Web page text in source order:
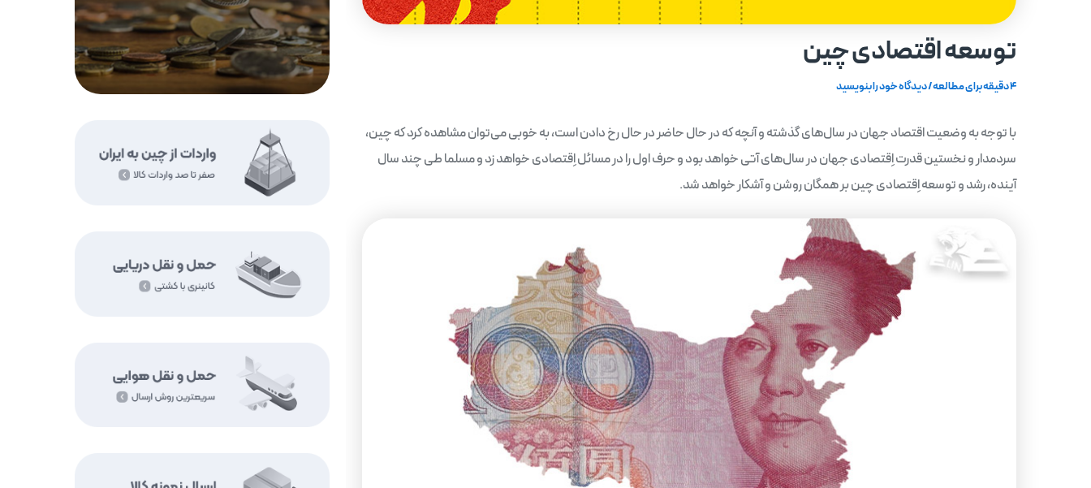
توسعه اقتصادی چین
4 دقیقه برای مطالعه /دیدگاه‌ خود را بنویسید
با توجه به وضعیت اقتصاد جهان در سال‌های گذشته و آنچه که در حال حاضر در حال رخ دادن است، به خوبی می‌توان مشاهده کرد که چین،
سردمدار و نخستین قدرت اِقتصادی جهان در سال‌های آتی خواهد بود و حرف اول را در مسائل اِقتصادی خواهد ‌زد و مسلما طی چند سال
آینده، رشد و توسعه اِقتصادی چین بر همگان روشن و آشکار خواهد شد.